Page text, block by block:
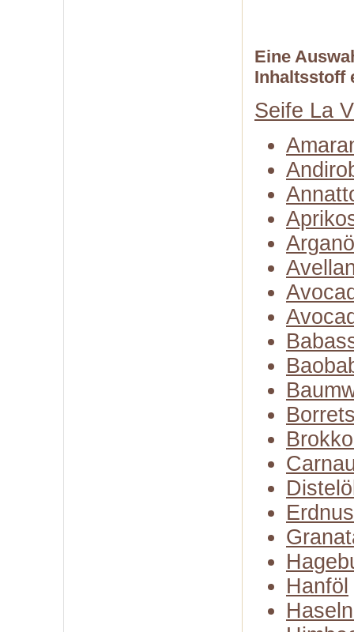
Eine
Inhaltsstoff
Seife La
Hanföl